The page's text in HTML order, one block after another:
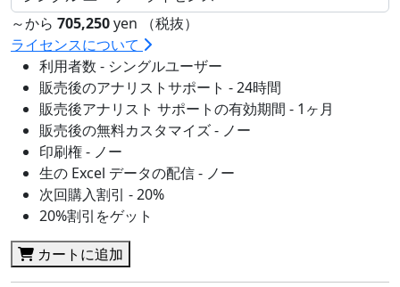
～から 705,250yen （税抜）
ライセンスについて
利用者数 - シングルユーザー
販売後のアナリストサポート - 24時間
販売後アナリスト サポートの有効期間 - 1ヶ月
販売後の無料カスタマイズ - ノー
印刷権 - ノー
生の Excel データの配信 - ノー
次回購入割引 - 20%
20%割引をゲット
カートに追加